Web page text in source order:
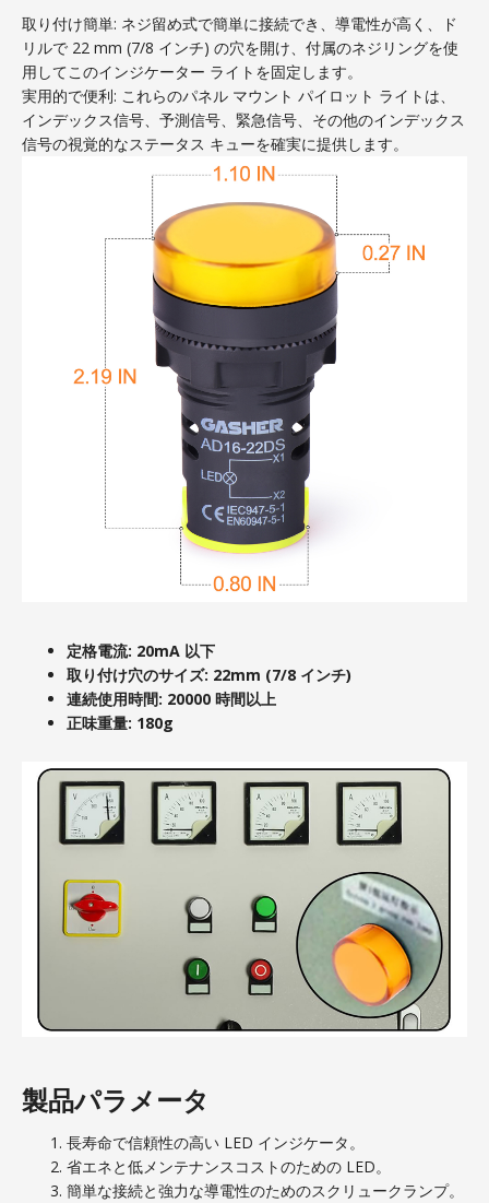
取り付け簡単: ネジ留め式で簡単に接続でき、導電性が高く、ド
リルで 22 mm (7/8 インチ) の穴を開け、付属のネジリングを使
用してこのインジケーター ライトを固定します。
実用的で便利: これらのパネル マウント パイロット ライトは、
インデックス信号、予測信号、緊急信号、その他のインデックス
信号の視覚的なステータス キューを確実に提供します。
定格電流: 20mA 以下
取り付け穴のサイズ: 22mm (7/8 インチ)
連続使用時間: 20000 時間以上
正味重量: 180g
製品パラメータ
長寿命で信頼性の高い LED インジケータ。
省エネと低メンテナンスコストのための LED。
簡単な接続と強力な導電性のためのスクリュークランプ。